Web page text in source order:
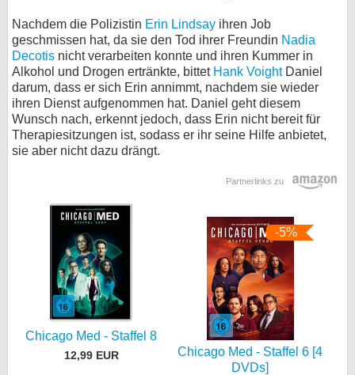
Nachdem die Polizistin Erin Lindsay ihren Job
geschmissen hat, da sie den Tod ihrer Freundin Nadia
Decotis nicht verarbeiten konnte und ihren Kummer in
Alkohol und Drogen ertränkte, bittet Hank VoightDaniel
darum, dass er sich Erin annimmt, nachdem sie wieder
ihren Dienst aufgenommen hat. Daniel geht diesem
Wunsch nach, erkennt jedoch, dass Erin nicht bereit für
Therapiesitzungen ist, sodass er ihr seine Hilfe anbietet,
sie aber nicht dazu drängt.
Partnerlinks zu
Chicago Med - Staffel 8
12,99 EUR
-5%
Chicago Med - Staffel 6 [4
DVDs]